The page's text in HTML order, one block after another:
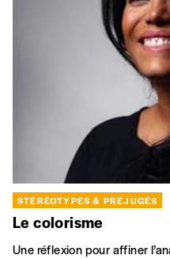
STÉRÉOTYPES & PRÉJUGÉS
Le colorisme
Une réflexion pour affiner